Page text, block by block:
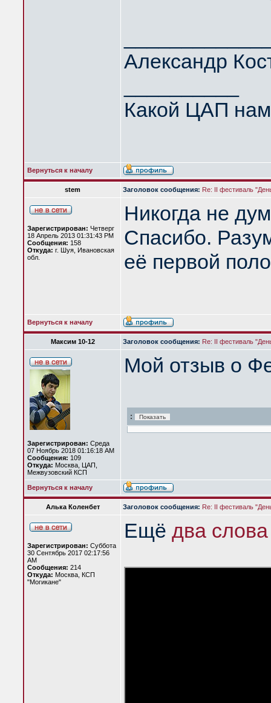
Александр
Какой ЦАП
Вернуться к началу
stem Заголовок сообщения: Re: II фестиваль
Зарегистрирован: Четверг
18 Апрель 2013 01:31:43 PM
Сообщения: 158
Откуда: г. Шуя, Ивановская
обл.
Никогда не
Спасибо.
её первой
Вернуться к началу
Максим 10-12 Заголовок сообщения: Re: II фестиваль
Зарегистрирован: Среда
07 Ноябрь 2018 01:16:18 AM
Сообщения: 109
Откуда: Москва, ЦАП,
Межвузовский КСП
Мой отзыв о
:
Вернуться к началу
Алька Коленбет Заголовок сообщения: Re: II фестиваль
Зарегистрирован: Суббота
30 Сентябрь 2017 02:17:56
AM
Сообщения: 214
Откуда: Москва, КСП
"Могикане"
Ещё два слова